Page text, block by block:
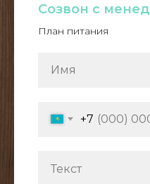
Созвон с
План питания
+7